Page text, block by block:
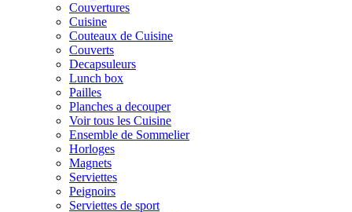
Couvertures
Cuisine
Couteaux de Cuisine
Couverts
Decapsuleurs
Lunch box
Pailles
Planches a decouper
Voir tous les Cuisine
Ensemble de Sommelier
Horloges
Magnets
Serviettes
Peignoirs
Serviettes de sport